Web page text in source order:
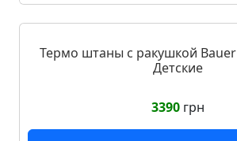
Термо штаны с ракушкой
Детские
3390грн